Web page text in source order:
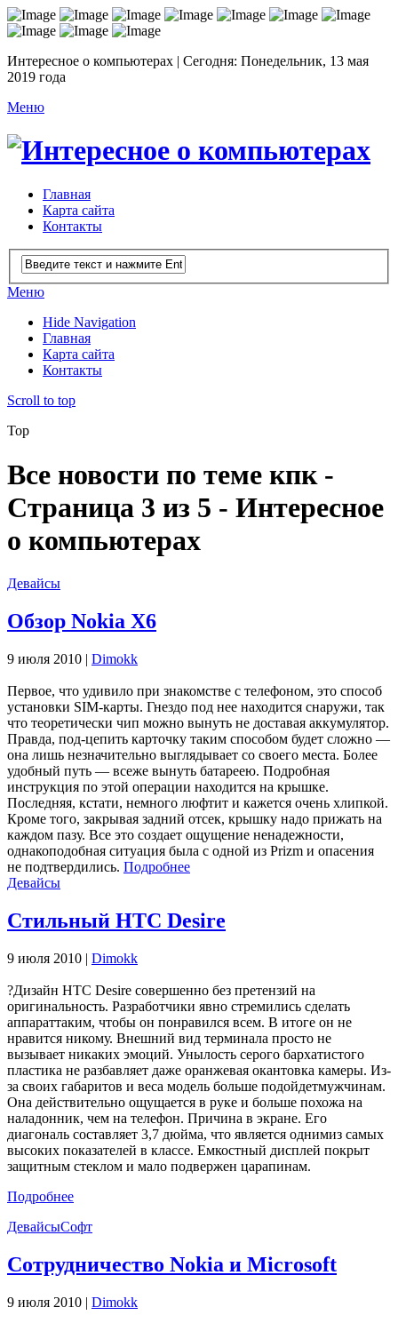
Интересное о компьютерах | Сегодня: Понедельник, 13 мая
2019 года
Меню
Главная
Карта сайта
Контакты
Меню
Hide Navigation
Главная
Карта сайта
Контакты
Scroll to top
Top
Все новости по теме кпк -
Страница 3 из 5 - Интересное
о компьютерах
Девайсы
Обзор Nokia X6
9 июля 2010 | Dimokk
Первое, что удивило при знакомстве с телефоном, это способ
установки SIM-карты. Гнездо под нее находится снаружи, так
что теоретически чип можно вынуть не доставая аккумулятор.
Правда, под-цепить карточку таким способом будет сложно —
она лишь незначительно выглядывает со своего места. Более
удобный путь — всеже вынуть батареею. Подробная
инструкция по этой операции находится на крышке.
Последняя, кстати, немного люфтит и кажется очень хлипкой.
Кроме того, закрывая задний отсек, крышку надо прижать на
каждом пазу. Все это создает ощущение ненадежности,
однакоподобная ситуация была с одной из Prizm и опасения
не подтвердились. Подробнее
Девайсы
Стильный HTC Desire
9 июля 2010 | Dimokk
?Дизайн HTC Desire совершенно без претензий на
оригинальность. Разработчики явно стремились сделать
аппараттаким, чтобы он понравился всем. В итоге он не
нравится никому. Внешний вид терминала просто не
вызывает никаких эмоций. Унылость серого бархатистого
пластика не разбавляет даже оранжевая окантовка камеры. Из-
за своих габаритов и веса модель больше подойдетмужчинам.
Она действительно ощущается в руке и больше похожа на
наладонник, чем на телефон. Причина в экране. Его
диагональ составляет 3,7 дюйма, что является однимиз самых
высоких показателей в классе. Емкостный дисплей покрыт
защитным стеклом и мало подвержен царапинам.
Подробнее
ДевайсыСофт
Сотрудничество Nokia и Microsoft
9 июля 2010 | Dimokk